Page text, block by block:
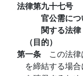
法律第九十七号
官公需に
関する法律
（目的）
第一条 この法
を締結する場